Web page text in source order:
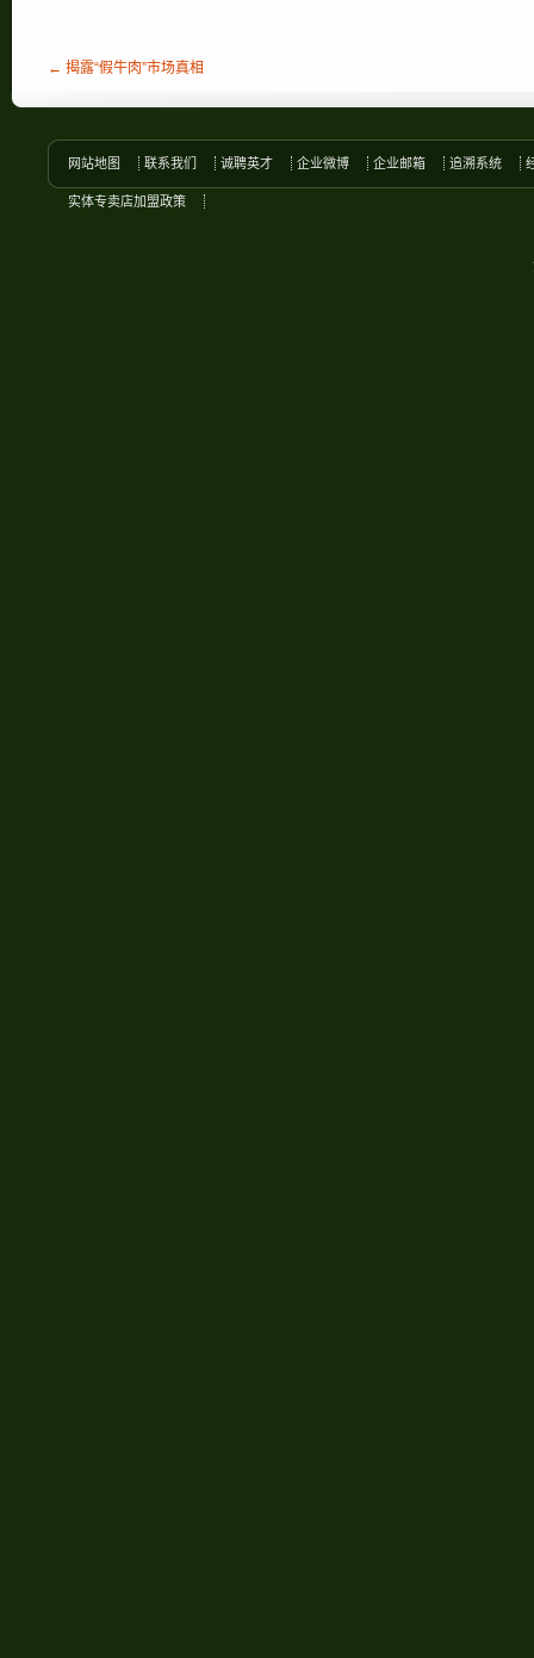
← 揭露“假牛肉”市场真相
网站地图 联系我们 诚聘英才 企业微博 企业邮箱 追溯系统
实体专卖店加盟政策